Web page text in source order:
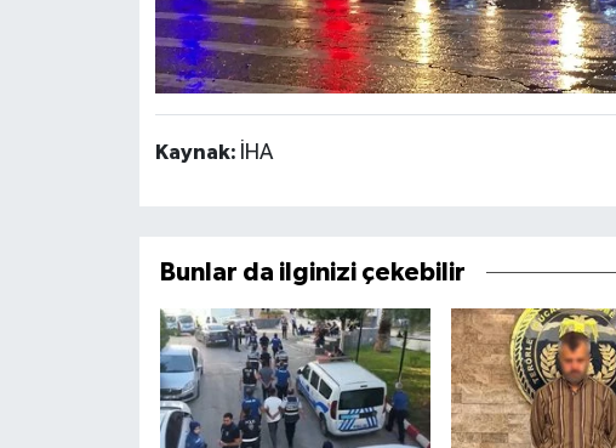
Kaynak: İHA
Bunlar da ilginizi çekebilir